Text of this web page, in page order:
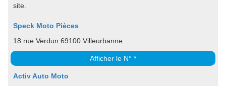
site.
Speck Moto Pièces
18 rue Verdun 69100 Villeurbanne
Afficher le N° *
Activ Auto Moto